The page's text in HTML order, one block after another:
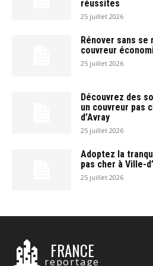
réussites
25 juillet 2026
Rénover sans se
couvreur
25 juillet 2026
Découvrez des
un couvreur pas
d’Avray
25 juillet 2026
Adoptez la
pas cher à Ville-
25 juillet 2026
FRANCE
reportage